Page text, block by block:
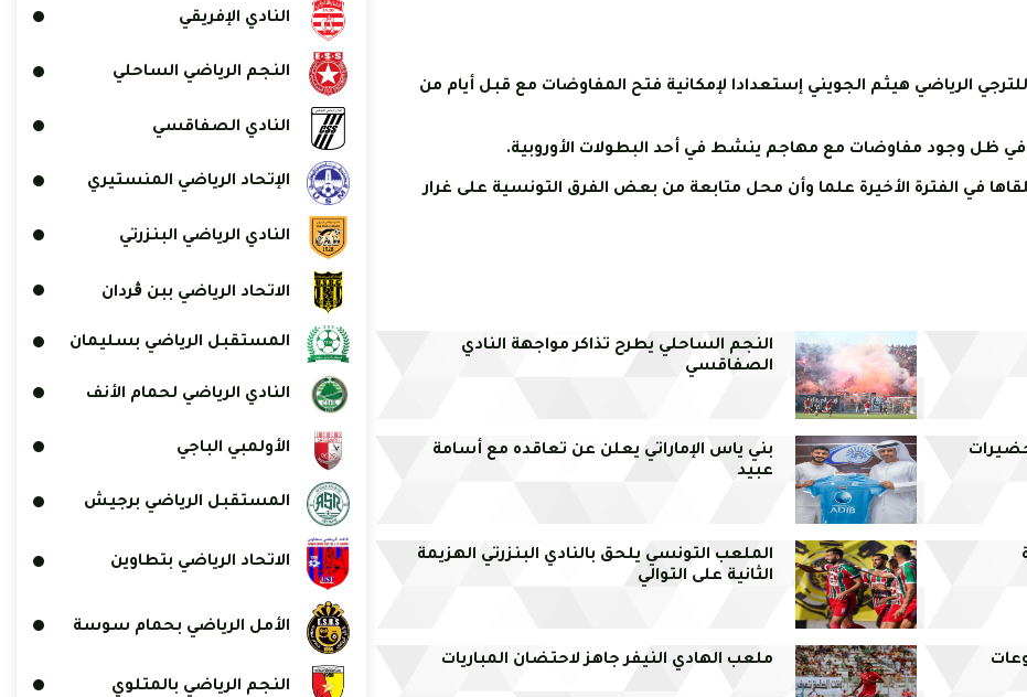
السابق للترجي الرياضي هيثم الجويني إستعدادا لإمكانية فتح المفاوضات مع قبل أيام من
في ظل وجود مفاوضات مع مهاجم ينشط في أحد البطولات الأوروبية.
في الفترة الأخيرة علما وأن محل متابعة من بعض الفرق التونسية على غرار
النجم الساحلي يطرح تذاكر مواجهة النادي
الصفاقسي
بني ياس الإماراتي يعلن عن تعاقده مع أسامة
عبيد
الملعب التونسي يلحق بالنادي البنزرتي الهزيمة
الثانية على التوالي
ملعب الهادي النيفر جاهز لاحتضان المباريات
النادي الإفريقي
النجم الرياضي الساحلي
النادي الصفاقسي
الإتحاد الرياضي المنستيري
النادي الرياضي البنزرتي
الاتحاد الرياضي ببن ڨردان
المستقبل الرياضي بسليمان
النادي الرياضي لحمام الأنف
الأولمبي الباجي
المستقبل الرياضي برجيش
الاتحاد الرياضي بتطاوين
الأمل الرياضي بحمام سوسة
النجم الرياضي بالمتلوي